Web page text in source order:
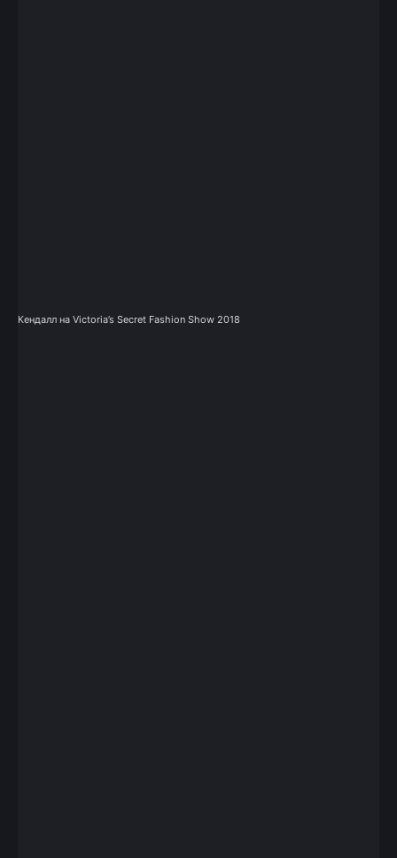
Кендалл на Victoria’s Secret Fashion Show 2018